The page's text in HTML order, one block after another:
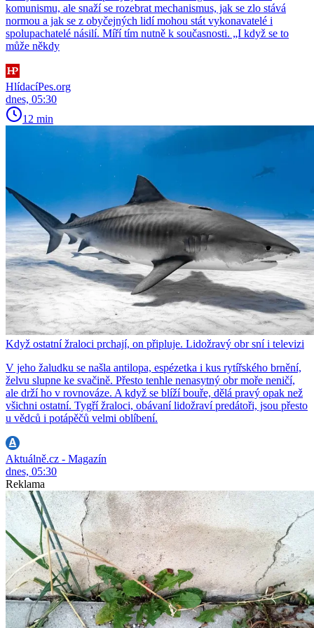
komunismu, ale snaží se rozebrat mechanismus, jak se zlo stává
normou a jak se z obyčejných lidí mohou stát vykonavatelé i
spolupachatelé násilí. Míří tím nutně k současnosti. „I když se to
může někdy
HlídacíPes.org
dnes, 05:30
12 min
Když ostatní žraloci prchají, on připluje. Lidožravý obr sní i televizi
V jeho žaludku se našla antilopa, espézetka i kus rytířského brnění,
želvu slupne ke svačině. Přesto tenhle nenasytný obr moře neničí,
ale drží ho v rovnováze. A když se blíží bouře, dělá pravý opak než
všichni ostatní. Tygří žraloci, obávaní lidožraví predátoři, jsou přesto
u vědců i potápěčů velmi oblíbení.
Aktuálně.cz - Magazín
dnes, 05:30
Reklama